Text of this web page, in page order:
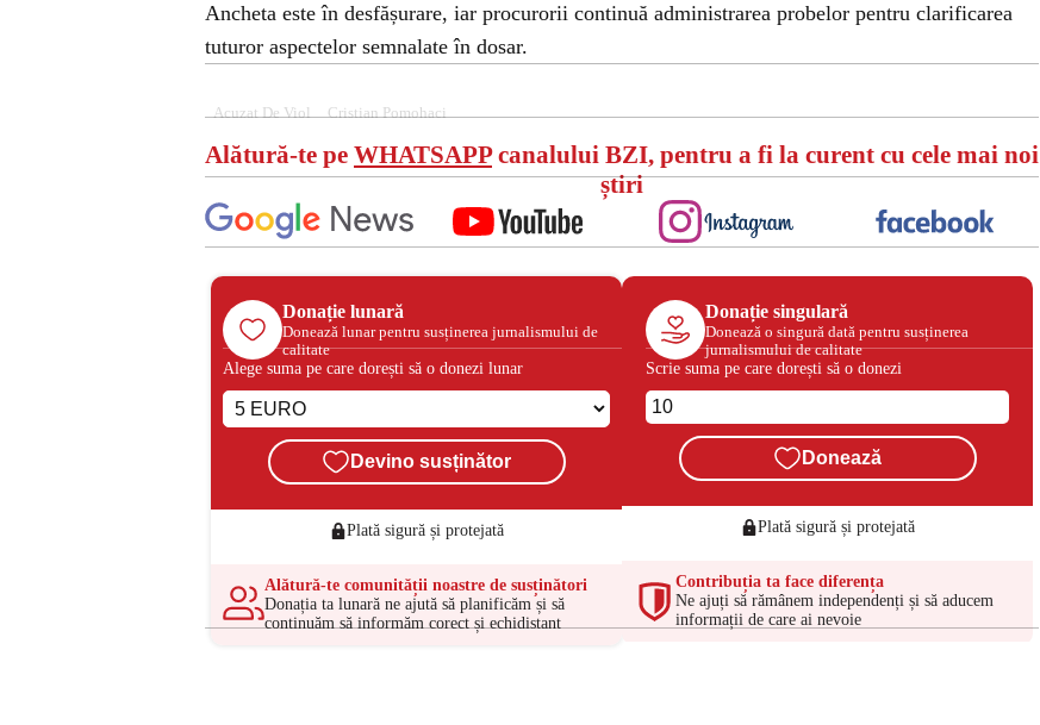
Ancheta este în desfășurare, iar procurorii continuă administrarea probelor pentru clarificarea
tuturor aspectelor semnalate în dosar.
Acuzat De Viol Cristian Pomohaci
Alătură-te pe WHATSAPPcanalului BZI, pentru a fi la curent cu cele mai noi
știri
Donație lunară
Donează lunar pentru susținerea jurnalismului de
calitate
Alege suma pe care dorești să o donezi lunar
Devino susținător
Plată sigură și protejată
Alătură-te comunității noastre de susținători
Donația ta lunară ne ajută să planificăm și să
continuăm să informăm corect și echidistant
Donație singulară
Donează o singură dată pentru susținerea
jurnalismului de calitate
Scrie suma pe care dorești să o donezi
Donează
Plată sigură și protejată
Contribuția ta face diferența
Ne ajuți să rămânem independenți și să aducem
informații de care ai nevoie